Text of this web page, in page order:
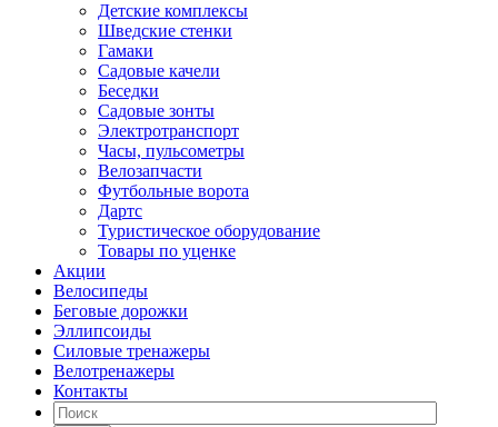
Детские комплексы
Шведские стенки
Гамаки
Садовые качели
Беседки
Садовые зонты
Электротранспорт
Часы, пульсометры
Велозапчасти
Футбольные ворота
Дартс
Туристическое оборудование
Товары по уценке
Акции
Велосипеды
Беговые дорожки
Эллипсоиды
Силовые тренажеры
Велотренажеры
Контакты